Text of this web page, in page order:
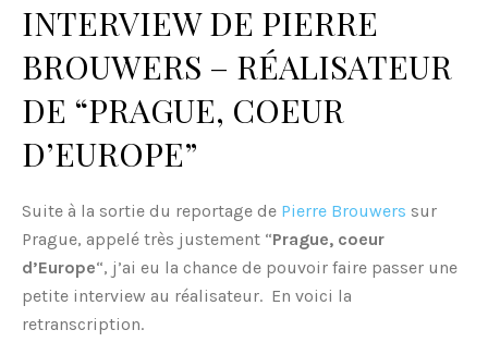
INTERVIEW DE PIERRE
BROUWERS – RÉALISATEUR
DE “PRAGUE, COEUR
D’EUROPE”
Suite à la sortie du reportage de Pierre Brouwers sur
Prague, appelé très justement “Prague, coeur
d’Europe“, j’ai eu la chance de pouvoir faire passer une
petite interview au réalisateur. En voici la
retranscription.